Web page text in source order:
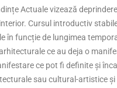
Actuale vizează
Cursul introductiv
în funcție de lungimea
ce au deja o
ce pot fi definite și
sau cultural-artistice